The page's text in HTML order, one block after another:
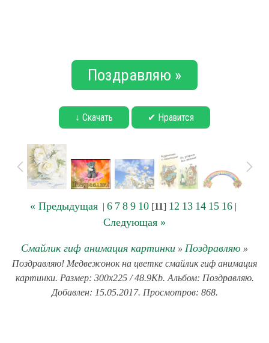
Поздравляю »
↓ Скачать ✔ Нравится
« Предыдущая | 6 7 8 9 10 [11] 12 13 14 15 16 |
Следующая »
Смайлик гиф анимация картинки » Поздравляю »
Поздравляю! Медвежонок на цветке смайлик гиф анимация
картинки. Размер: 300x225 / 48.9Kb. Альбом: Поздравляю.
Добавлен: 15.05.2017. Просмотров: 868.